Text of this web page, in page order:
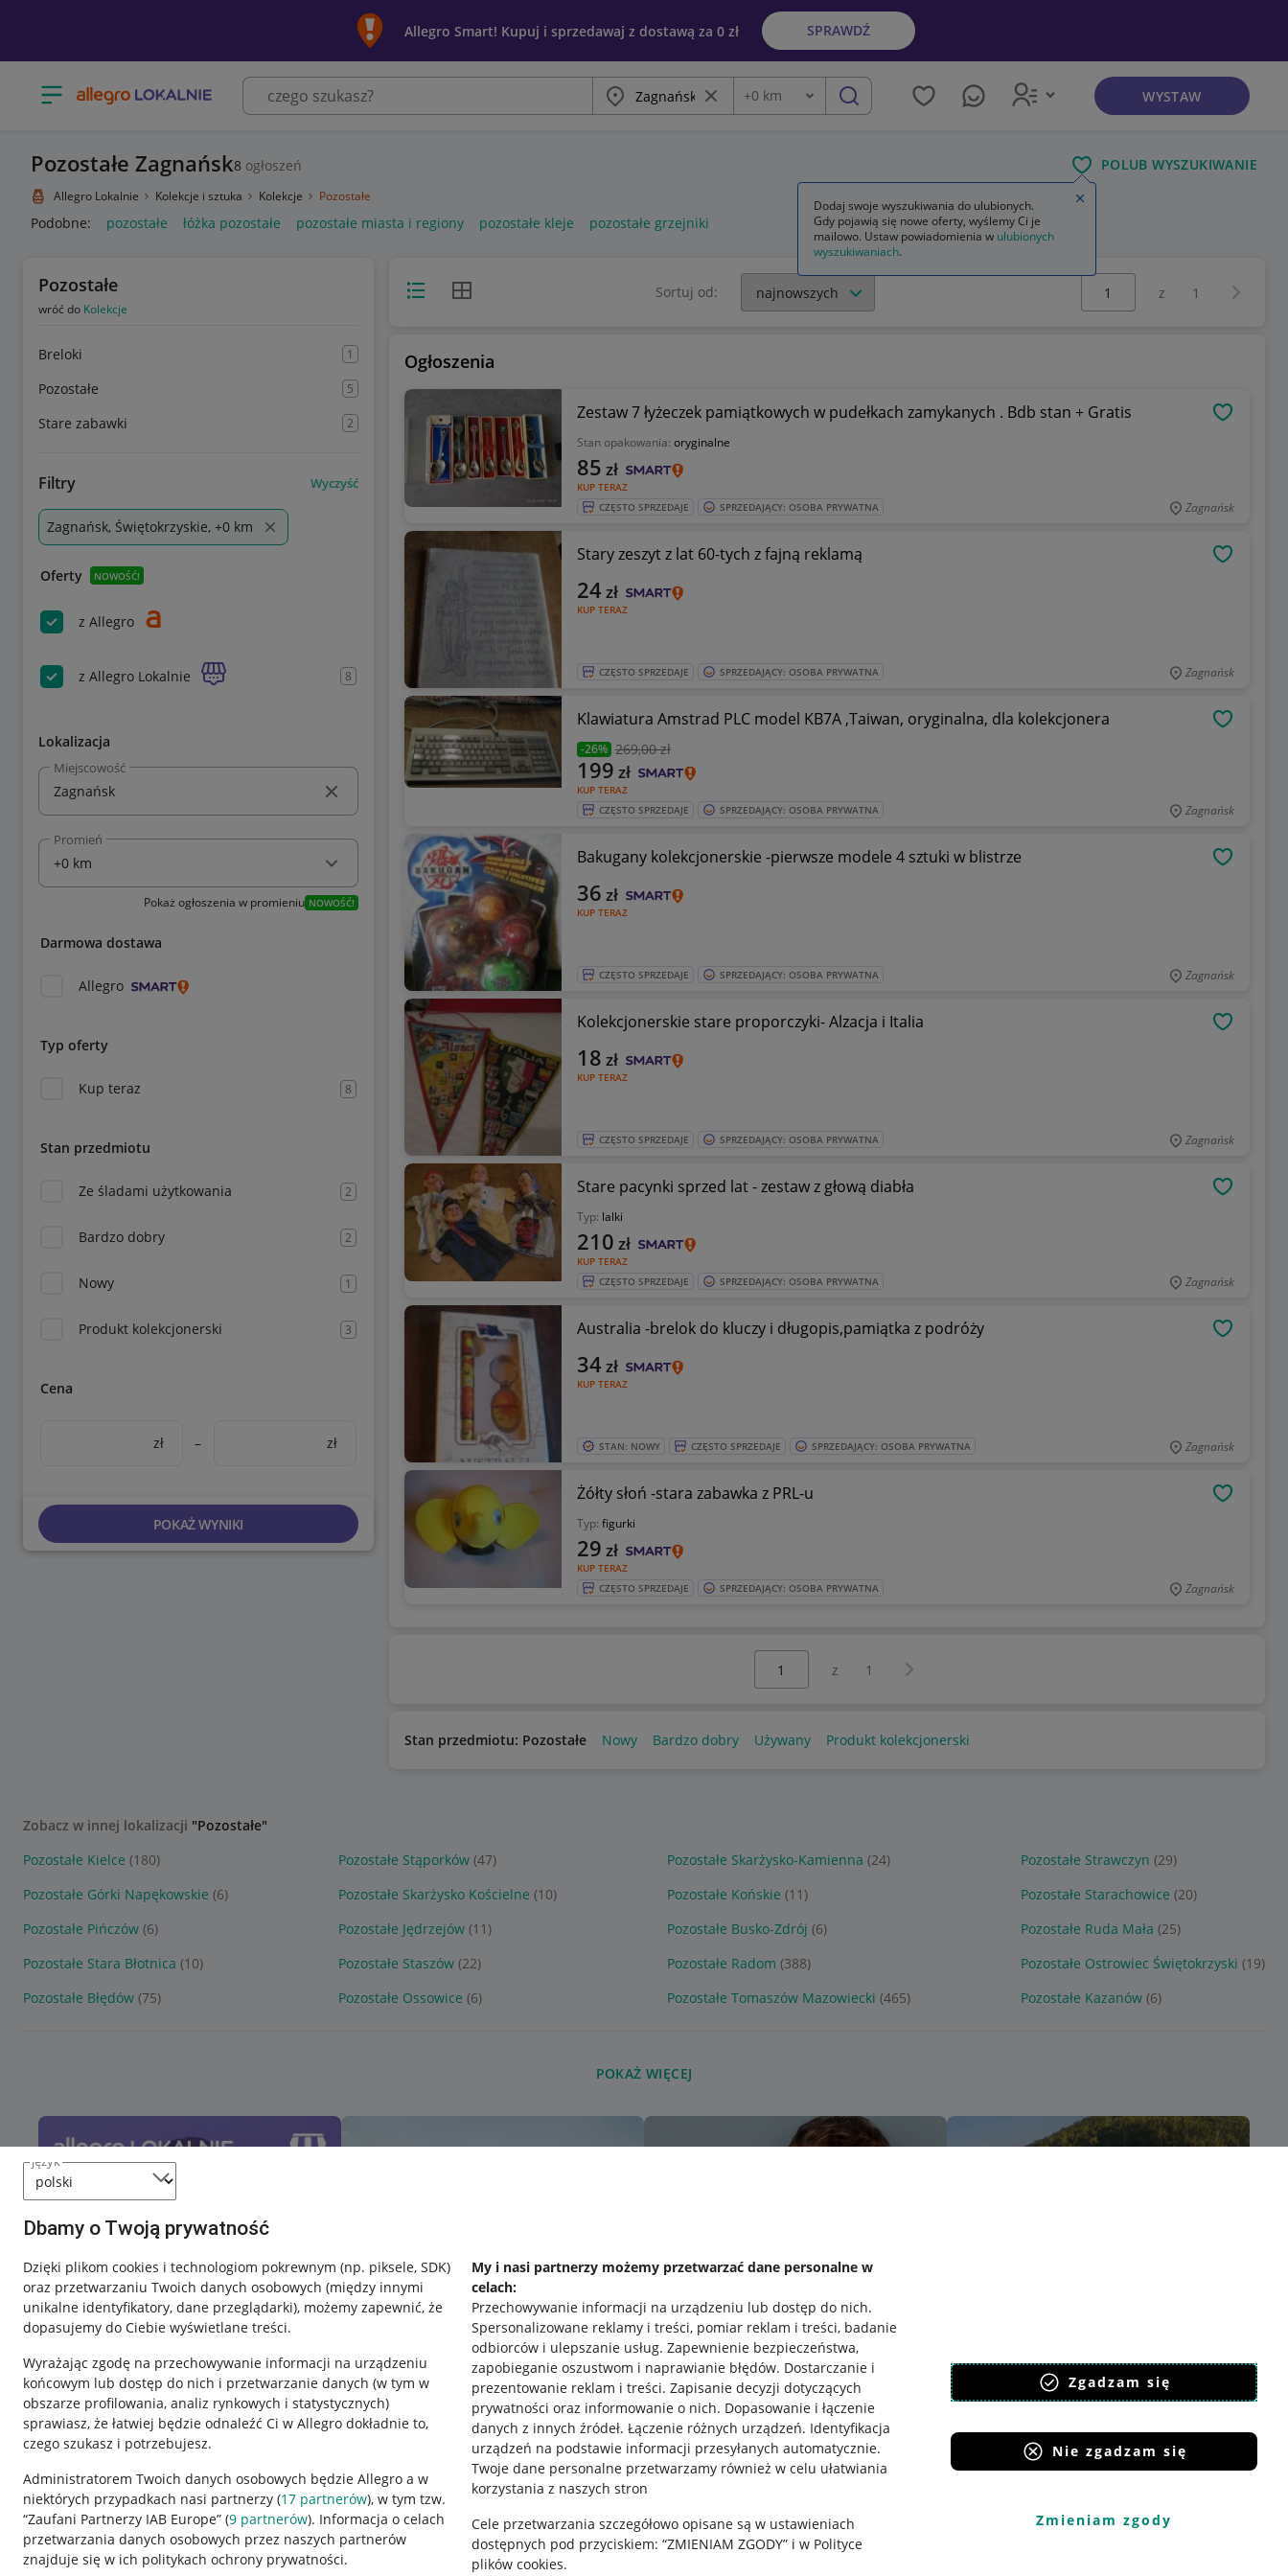
język
Dbamy o Twoją prywatność
Dzięki plikom cookies i technologiom pokrewnym (np. piksele, SDK)
oraz przetwarzaniu Twoich danych osobowych (między innymi
unikalne identyfikatory, dane przeglądarki), możemy zapewnić, że
dopasujemy do Ciebie wyświetlane treści.
Wyrażając zgodę na przechowywanie informacji na urządzeniu
końcowym lub dostęp do nich i przetwarzanie danych (w tym w
obszarze profilowania, analiz rynkowych i statystycznych)
sprawiasz, że łatwiej będzie odnaleźć Ci w Allegro dokładnie to,
czego szukasz i potrzebujesz.
Administratorem Twoich danych osobowych będzie Allegro a w
niektórych przypadkach nasi partnerzy (17 partnerów), w tym tzw.
“Zaufani Partnerzy IAB Europe” (9 partnerów). Informacja o celach
przetwarzania danych osobowych przez naszych partnerów
znajduje się w ich politykach ochrony prywatności.
My i nasi partnerzy możemy przetwarzać dane personalne w
celach:
Przechowywanie informacji na urządzeniu lub dostęp do nich.
Spersonalizowane reklamy i treści, pomiar reklam i treści, badanie
odbiorców i ulepszanie usług. Zapewnienie bezpieczeństwa,
zapobieganie oszustwom i naprawianie błędów. Dostarczanie i
prezentowanie reklam i treści. Zapisanie decyzji dotyczących
prywatności oraz informowanie o nich. Dopasowanie i łączenie
danych z innych źródeł. Łączenie różnych urządzeń. Identyfikacja
urządzeń na podstawie informacji przesyłanych automatycznie.
Twoje dane personalne przetwarzamy również w celu ułatwiania
korzystania z naszych stron
Cele przetwarzania szczegółowo opisane są w ustawieniach
dostępnych pod przyciskiem: “ZMIENIAM ZGODY” i w Polityce
plików cookies.
Zgadzam się
Nie zgadzam się
Zmieniam zgody
Allegro Smart! Kupuj i sprzedawaj z dostawą za 0 zł SPRAWDŹ
Otwórz menu z kategoriami Miasto Wyczyść frazę
Odległość
+0 km szukaj WYSTAW
Pozostałe Zagnańsk8 ogłoszeń POLUB WYSZUKIWANIE
Allegro Lokalnie Kolekcje i sztuka Kolekcje Pozostałe
Podobne: pozostałe łóżka pozostałe pozostałe miasta i regiony pozostałe kleje pozostałe grzejniki
Pozostałe
wróć do Kolekcje
Breloki 1
Pozostałe 5
Stare zabawki 2
Filtry Wyczyść
Zagnańsk, Świętokrzyskie, +0 km
Oferty NOWOŚĆ!
z Allegro
z Allegro Lokalnie 8
Lokalizacja
Miejscowość
Promień
Pokaż ogłoszenia w promieniu NOWOŚĆ!
Darmowa dostawa
Allegro
Typ oferty
Kup teraz 8
Stan przedmiotu
Ze śladami użytkowania 2
Bardzo dobry 2
Nowy 1
Produkt kolekcjonerski 3
Cena
zł – zł
POKAŻ WYNIKI
Widok listyWidok siatki Sortuj od:
Wybierz stronę:
z 1
Ogłoszenia
Zestaw 7 łyżeczek pamiątkowych w pudełkach zamykanych . Bdb stan + Gratis
Stan opakowania: oryginalne
KUP TERAZ
85 zł
CZĘSTO SPRZEDAJE SPRZEDAJĄCY: OSOBA PRYWATNA Zagnańsk
Stary zeszyt z lat 60-tych z fajną reklamą
KUP TERAZ
24 zł
CZĘSTO SPRZEDAJE SPRZEDAJĄCY: OSOBA PRYWATNA Zagnańsk
Klawiatura Amstrad PLC model KB7A ,Taiwan, oryginalna, dla kolekcjonera
-26% 269,00 zł
KUP TERAZ
199 zł
CZĘSTO SPRZEDAJE SPRZEDAJĄCY: OSOBA PRYWATNA Zagnańsk
Bakugany kolekcjonerskie -pierwsze modele 4 sztuki w blistrze
KUP TERAZ
36 zł
CZĘSTO SPRZEDAJE SPRZEDAJĄCY: OSOBA PRYWATNA Zagnańsk
Kolekcjonerskie stare proporczyki- Alzacja i Italia
KUP TERAZ
18 zł
CZĘSTO SPRZEDAJE SPRZEDAJĄCY: OSOBA PRYWATNA Zagnańsk
Stare pacynki sprzed lat - zestaw z głową diabła
Typ: lalki
KUP TERAZ
210 zł
CZĘSTO SPRZEDAJE SPRZEDAJĄCY: OSOBA PRYWATNA Zagnańsk
Australia -brelok do kluczy i długopis,pamiątka z podróży
KUP TERAZ
34 zł
STAN: NOWY CZĘSTO SPRZEDAJE SPRZEDAJĄCY: OSOBA PRYWATNA Zagnańsk
Żółty słoń -stara zabawka z PRL-u
Typ: figurki
KUP TERAZ
29 zł
CZĘSTO SPRZEDAJE SPRZEDAJĄCY: OSOBA PRYWATNA Zagnańsk
z 1 Następna strona
Stan przedmiotu: Pozostałe Nowy Bardzo dobry Używany Produkt kolekcjonerski
Zobacz w innej lokalizacji "Pozostałe"
Pozostałe Kielce (180) Pozostałe Stąporków (47) Pozostałe Skarżysko-Kamienna (24) Pozostałe Strawczyn (29)
Pozostałe Górki Napękowskie (6) Pozostałe Skarżysko Kościelne (10) Pozostałe Końskie (11) Pozostałe Starachowice (20)
Pozostałe Pińczów (6) Pozostałe Jędrzejów (11) Pozostałe Busko-Zdrój (6) Pozostałe Ruda Mała (25)
Pozostałe Stara Błotnica (10) Pozostałe Staszów (22) Pozostałe Radom (388) Pozostałe Ostrowiec Świętokrzyski (19)
Pozostałe Błędów (75) Pozostałe Ossowice (6) Pozostałe Tomaszów Mazowiecki (465) Pozostałe Kazanów (6)
POKAŻ WIĘCEJ
Przydatne informacje
Jak to działa
Napisz do nas
Allegro Gadane dla sprzedających
Regulamin
Polityka plików "cookies"
Ustawienia plików "cookies"
Pobierz aplikację
Dodaj swoje wyszukiwania do ulubionych.
Gdy pojawią się nowe oferty, wyślemy Ci je
mailowo. Ustaw powiadomienia w ulubionych
wyszukiwaniach.
Zamknij wskazówkę